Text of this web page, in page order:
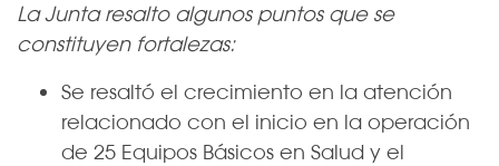
La Junta resalto algunos puntos que se
constituyen fortalezas:
Se resaltó el crecimiento en la atención
relacionado con el inicio en la operación
de 25 Equipos Básicos en Salud y el